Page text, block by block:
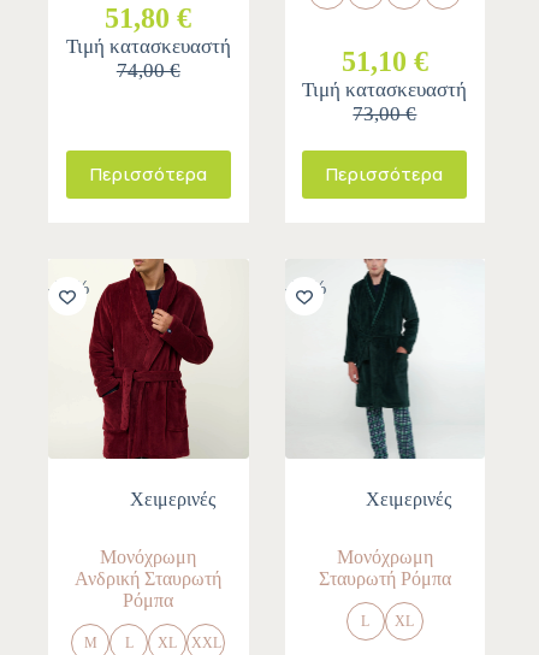
51,80 €
Τιμή κατασκευαστή
74,00 €
Περισσότερα
51,10 €
Τιμή κατασκευαστή
73,00 €
Περισσότερα
-30%
Χειμερινές
Μονόχρωμη
Ανδρική Σταυρωτή
Ρόμπα
M L XL XXL
-30%
Χειμερινές
Μονόχρωμη
Σταυρωτή Ρόμπα
L XL